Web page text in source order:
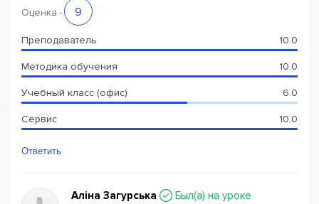
Оценка - 9
Преподаватель 10.0
Методика обучения 10.0
Учебный класс (офис) 6.0
Сервис 10.0
Ответить
Аліна Загурська Был(a) на уроке